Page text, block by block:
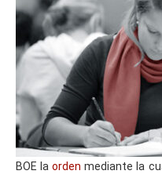
BOE laorden mediante la